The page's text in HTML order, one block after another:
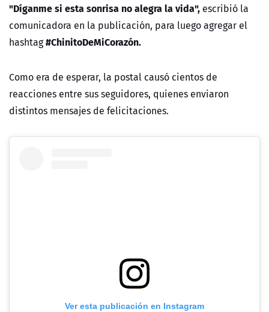
"Díganme si esta sonrisa no alegra la vida", escribió la
comunicadora en la publicación, para luego agregar el
hashtag#ChinitoDeMiCorazón.
Como era de esperar, la postal causó cientos de
reacciones entre sus seguidores, quienes enviaron
distintos mensajes de felicitaciones.
Ver esta publicación en Instagram